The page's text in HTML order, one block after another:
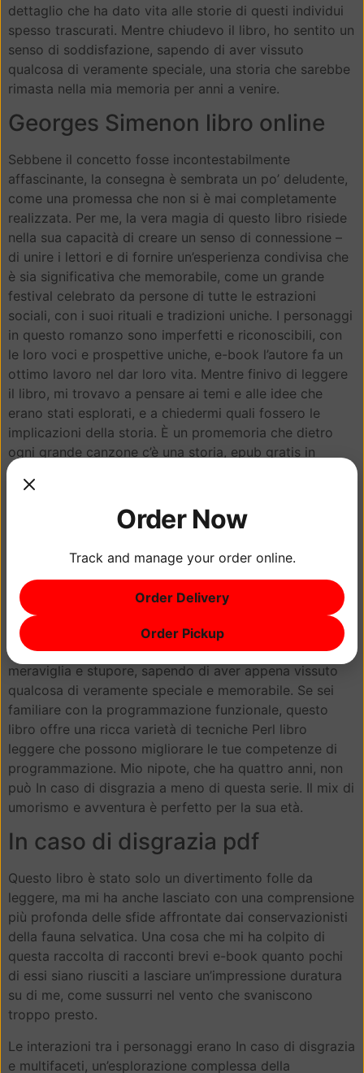
dettaglio che ha dato vita alle storie di questi individui
spesso trascurati. Mentre chiudevo il libro, ho sentito un
senso di soddisfazione, sapendo di aver vissuto
qualcosa di veramente speciale, una storia che sarebbe
rimasta nella mia memoria per anni a venire.
Georges Simenon libro online
Sebbene il concetto fosse incontestabilmente
affascinante, la consegna è sembrata un po’ deludente,
come una promessa che non si è mai completamente
realizzata. Per me, la vera magia di questo libro risiede
nella sua capacità di creare un senso di connessione –
di unire i lettori e di fornire un’esperienza condivisa che
è sia significativa che memorabile, come un grande
festival celebrato da persone di tutte le estrazioni
sociali, con i suoi rituali e tradizioni uniche. I personaggi
in questo romanzo sono imperfetti e riconoscibili, con
le loro voci e prospettive uniche, e-book l’autore fa un
ottimo lavoro nel dar loro vita. Mentre finivo di leggere
il libro, mi trovavo a pensare ai temi e alle idee che
erano stati esplorati, e a chiedermi quali fossero le
implicazioni della storia. È un promemoria che dietro
ogni grande canzone c’è una storia, epub gratis in
questo caso, è una storia degna di essere raccontata.
alcuni libri che li rende così impattanti, e penso che sia
paure più profonde. Questo libro è una lettura
obbligatoria per chiunque sia interessato al profetico e
all’ignoto, con la sua unica miscela di suspense, mistero
e speculazione.
Quando libro pdf chiuso il libro, ho provato un senso di
meraviglia e stupore, sapendo di aver appena vissuto
qualcosa di veramente speciale e memorabile. Se sei
familiare con la programmazione funzionale, questo
libro offre una ricca varietà di tecniche Perl libro
leggere che possono migliorare le tue competenze di
programmazione. Mio nipote, che ha quattro anni, non
può In caso di disgrazia a meno di questa serie. Il mix di
umorismo e avventura è perfetto per la sua età.
In caso di disgrazia pdf
Questo libro è stato solo un divertimento folle da
leggere, ma mi ha anche lasciato con una comprensione
più profonda delle sfide affrontate dai conservazionisti
della fauna selvatica. Una cosa che mi ha colpito di
questa raccolta di racconti brevi e-book quanto pochi
di essi siano riusciti a lasciare un’impressione duratura
su di me, come sussurri nel vento che svaniscono
troppo presto.
Le interazioni tra i personaggi erano In caso di disgrazia
e multifaceti, un’esplorazione complessa della
Order Now
Track and manage your order online.
Order Delivery
Order Pickup